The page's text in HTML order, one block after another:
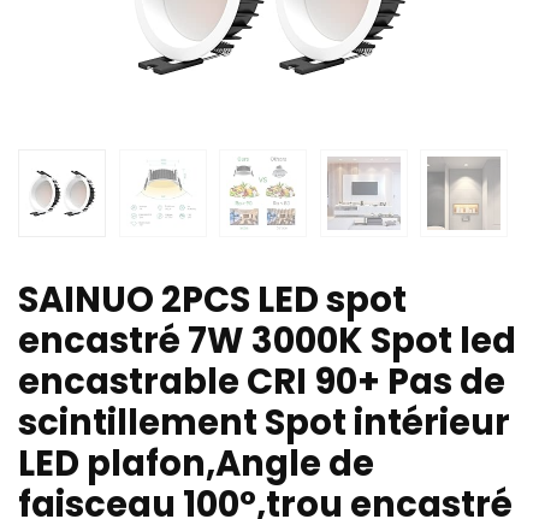
SAINUO 2PCS LED spot
encastré 7W 3000K Spot led
encastrable CRI 90+ Pas de
scintillement Spot intérieur
LED plafon,Angle de
faisceau 100°,trou encastré